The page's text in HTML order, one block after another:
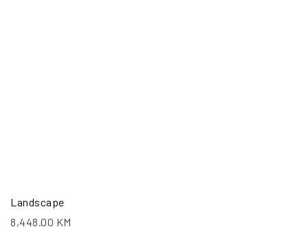
Landscape
8,448.00 KM